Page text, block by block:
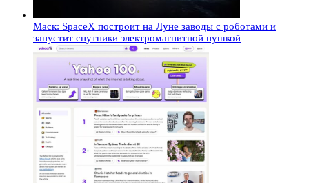
Маск: SpaceX построит на Луне заводы с роботами и
запустит спутники электромагнитной пушкой